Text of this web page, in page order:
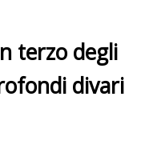
terzo degli
divari